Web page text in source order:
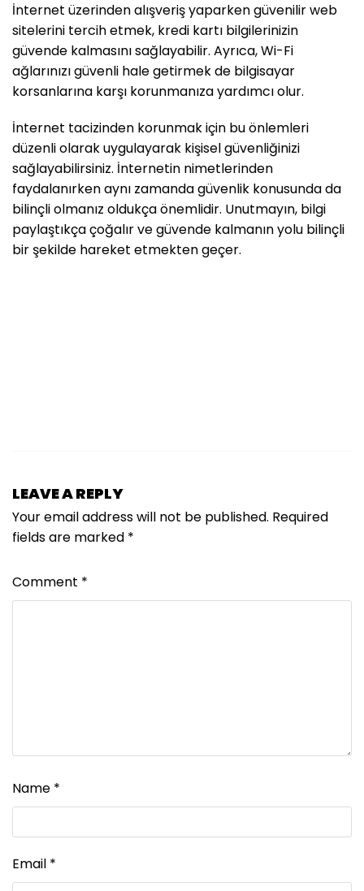
İnternet üzerinden alışveriş yaparken güvenilir web
sitelerini tercih etmek, kredi kartı bilgilerinizin
güvende kalmasını sağlayabilir. Ayrıca, Wi-Fi
ağlarınızı güvenli hale getirmek de bilgisayar
korsanlarına karşı korunmanıza yardımcı olur.
İnternet tacizinden korunmak için bu önlemleri
düzenli olarak uygulayarak kişisel güvenliğinizi
sağlayabilirsiniz. İnternetin nimetlerinden
faydalanırken aynı zamanda güvenlik konusunda da
bilinçli olmanız oldukça önemlidir. Unutmayın, bilgi
paylaştıkça çoğalır ve güvende kalmanın yolu bilinçli
bir şekilde hareket etmekten geçer.
LEAVE A REPLY
Your email address will not be published. Required
fields are marked *
Comment *
Name *
Email *